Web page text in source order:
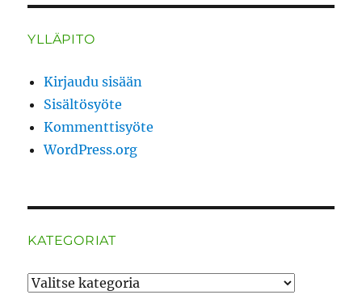
YLLÄPITO
Kirjaudu sisään
Sisältösyöte
Kommenttisyöte
WordPress.org
KATEGORIAT
Kategoriat